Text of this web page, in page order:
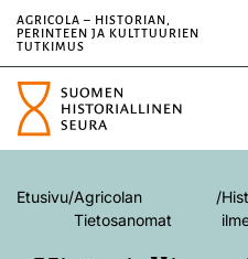
AGRICOLA – HISTORIAN,
PERINTEEN JA KULTTUURIEN
TUTKIMUS
Etusivu/Agricolan
Tietosanomat
/